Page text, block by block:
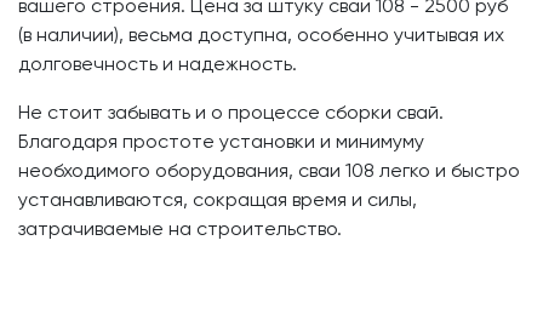
вашего строения. Цена за штуку сваи 108 - 2500 руб
(в наличии), весьма доступна, особенно учитывая их
долговечность и надежность.
Не стоит забывать и о процессе сборки свай.
Благодаря простоте установки и минимуму
необходимого оборудования, сваи 108 легко и быстро
устанавливаются, сокращая время и силы,
затрачиваемые на строительство.